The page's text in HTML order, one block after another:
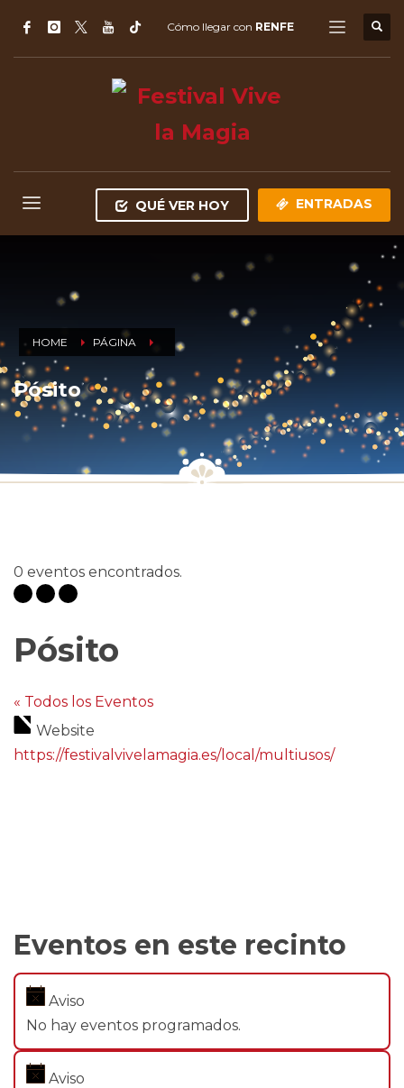
Cómo llegar con RENFE
QUÉ VER HOY ENTRADAS
HOME PÁGINA
Pósito
0 eventos encontrados.
Pósito
« Todos los Eventos
Website
https://festivalvivelamagia.es/local/multiusos/
Eventos en este recinto
Aviso
No hay eventos programados.
Aviso